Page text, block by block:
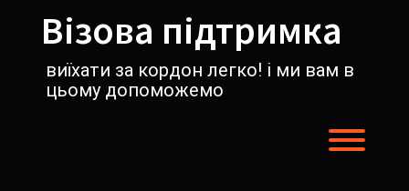
содержимомуВізова підтримка
виїхати за кордон легко! і ми вам в
цьому допоможемо